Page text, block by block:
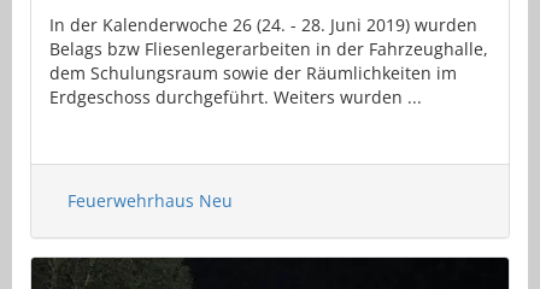
In der Kalenderwoche 26 (24. - 28. Juni 2019) wurden
Belags bzw Fliesenlegerarbeiten in der Fahrzeughalle,
dem Schulungsraum sowie der Räumlichkeiten im
Erdgeschoss durchgeführt. Weiters wurden ...
Feuerwehrhaus Neu